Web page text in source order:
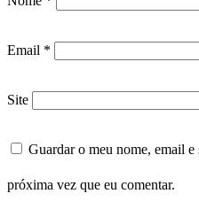
Email *
Site
Guardar o meu nome, email e
próxima vez que eu comentar.